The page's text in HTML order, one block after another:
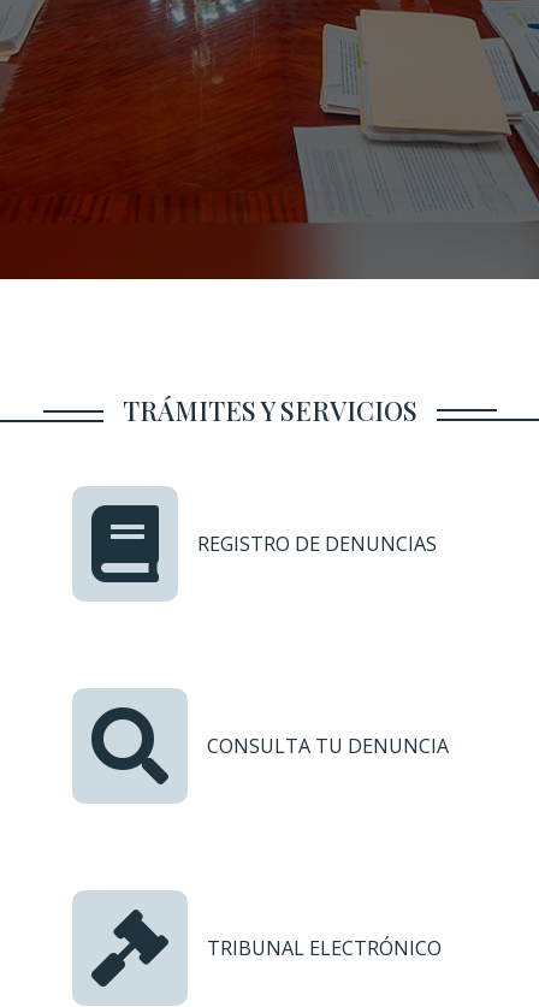
TRÁMITES Y SERVICIOS
REGISTRO DE DENUNCIAS
CONSULTA TU DENUNCIA
TRIBUNAL ELECTRÓNICO